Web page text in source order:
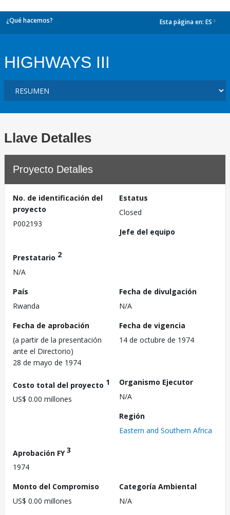
¿Qué hacemos? Esta página en: ES
HIGHWAYS III
Llave Detalles
Proyecto Detalles
No. de identificación del
proyecto
P002193
Estatus
Closed
Jefe del equipo
Prestatario 2
N/A
País
Rwanda
Fecha de divulgación
N/A
Fecha de aprobación
(a partir de la presentación
ante el Directorio)
28 de mayo de 1974
Fecha de vigencia
14 de octubre de 1974
Costo total del proyecto 1
US$ 0.00 millones
Organismo Ejecutor
N/A
Región
Eastern and Southern Africa
Aprobación FY3
1974
Monto del Compromiso
US$ 0.00 millones
Categoría Ambiental
N/A